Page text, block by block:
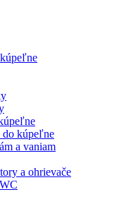
do kúpeľne
a vaniam
a ohrievače